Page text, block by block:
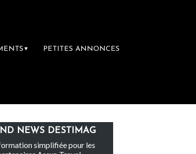
▼ PETITES ANNONCES
rachète Eden Tour
NEWS DESTIMAG
simplifiée pour les